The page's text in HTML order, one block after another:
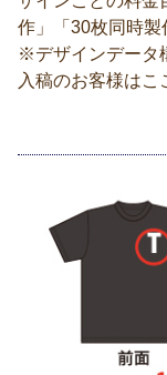
作」「30枚同時製
※デザインデータ
入稿のお客様はこ